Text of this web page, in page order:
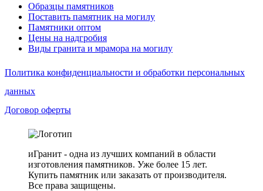
Образцы памятников
Поставить памятник на могилу
Памятники оптом
Цены на надгробия
Виды гранита и мрамора на могилу
Политика конфиденциальности и обработки персональных
данных
Договор оферты
иГранит - одна из лучших компаний в области
изготовления памятников. Уже более 15 лет.
Купить памятник или заказать от производителя.
Все права защищены.